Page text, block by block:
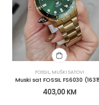
FOSSIL, MUŠKI SATOVI
Muski sat FOSSIL FS6030
403,00 KM